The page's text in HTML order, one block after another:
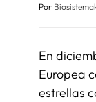
Por
En
Europea
estrellas